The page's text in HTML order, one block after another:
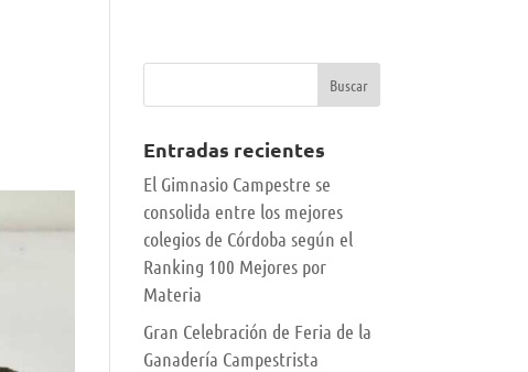
Entradas recientes
El Gimnasio Campestre se
consolida entre los mejores
colegios de Córdoba según el
Ranking 100 Mejores por
Materia
Gran Celebración de Feria de la
Ganadería Campestrista